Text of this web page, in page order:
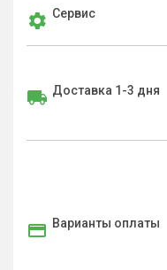
Сервис
Доставка 1-3 дня
Варианты оплаты